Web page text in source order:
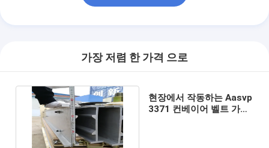
가장 저렴 한 가격 으로
현장에서 작동하는 Aasvp
3371 컨베이어 벨트 가황